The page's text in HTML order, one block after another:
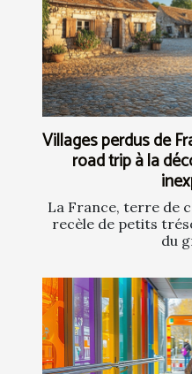
Villages perdus de
road trip à la
La France, terre de
recèle de petits
du